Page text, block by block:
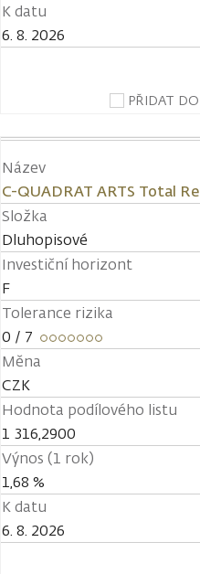
K datu
6. 8. 2026
PŘIDAT
Název
C-QUADRAT ARTS Total
Složka
Dluhopisové
Investiční horizont
F
Tolerance rizika
0 / 7
Měna
CZK
Hodnota podílového listu
1 316,2900
Výnos (1 rok)
1,68 %
K datu
6. 8. 2026